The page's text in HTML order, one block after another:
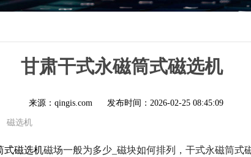
甘肃干式永磁筒式磁选机
来源：qingis.com 发布时间： 2026-02-25 08:45:09
磁选机
式磁选机磁场一般为多少_磁块如何排列，干式永磁筒式